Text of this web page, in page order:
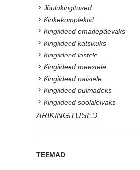
Jõulukingitused
Kinkekomplektid
Kingiideed emadepäevaks
Kingiideed katsikuks
Kingiideed lastele
Kingiideed meestele
Kingiideed naistele
Kingiideed pulmadeks
Kingiideed soolaleivaks
ÄRIKINGITUSED
TEEMAD